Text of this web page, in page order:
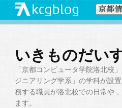
いきものだい
「京都コンピュータ学院洛北校
ジニアリング学系」の学科が設
務する職員が洛北校での日常や
ます。